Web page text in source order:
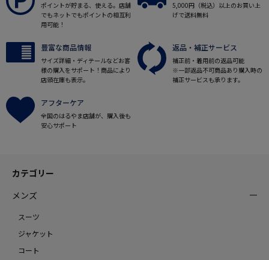
ポイントが貯まる、使える。店舗
でもネットでもポイントの相互利
用可能！
5,000円（税込）以上のお買い上
げで送料無料
豊富な商品情報
サイズ詳細・ディテールなどお客
様の購入をサポート！商品により
店頭在庫も表示。
返品・補正サービス
補正前・着用前の返品可能
※一部返品不可商品あり購入時の
補正サービスも承ります。
アフターケア
全国のはるやま店舗が、購入後も
安心サポート
カテゴリー
メンズ
スーツ
ジャケット
コート